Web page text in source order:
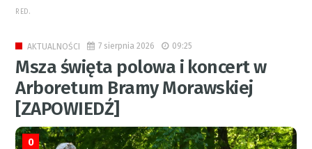
RED.
AKTUALNOŚCI 7 sierpnia 2026 09:25
Msza święta polowa i koncert w
Arboretum Bramy Morawskiej
[ZAPOWIEDŹ]
0